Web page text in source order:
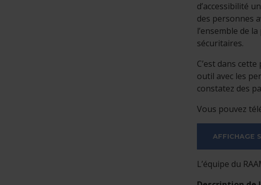
d’accessibilité
des personnes
l’ensemble de
sécuritaires.
C’est dans
outil avec les
constatez des
Vous pouvez
AFFICHAGE
L’équipe du